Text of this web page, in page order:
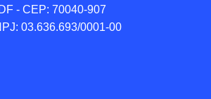
DF - CEP: 70040-907
03.636.693/0001-00